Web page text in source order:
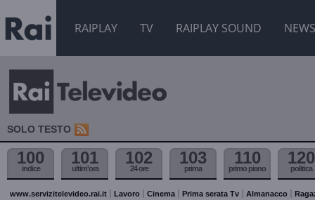
RAIPLAY TV RAIPLAY SOUND NEWS
SOLO TESTO
100
indice
101
ultim'ora
102
24 ore
103
prima
110
primo piano
120
politica
www.servizitelevideo.rai.it Lavoro Cinema Prima serata Tv Almanacco